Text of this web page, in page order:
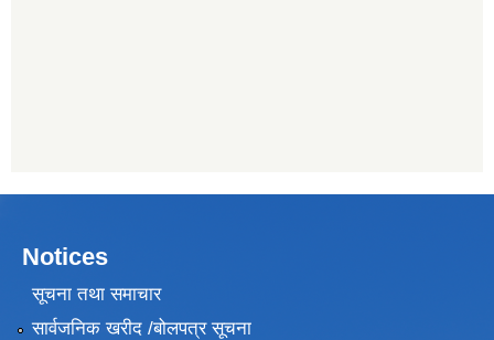
Notices
सूचना तथा समाचार
सार्वजनिक खरीद /बोलपत्र सूचना